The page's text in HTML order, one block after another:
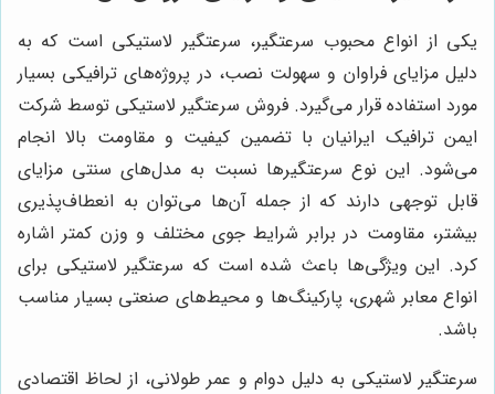
یکی از انواع محبوب سرعتگیر، سرعتگیر لاستیکی است که به
دلیل مزایای فراوان و سهولت نصب، در پروژه‌های ترافیکی بسیار
مورد استفاده قرار می‌گیرد. فروش سرعتگیر لاستیکی توسط شرکت
ایمن ترافیک ایرانیان با تضمین کیفیت و مقاومت بالا انجام
می‌شود. این نوع سرعتگیرها نسبت به مدل‌های سنتی مزایای
قابل توجهی دارند که از جمله آن‌ها می‌توان به انعطاف‌پذیری
بیشتر، مقاومت در برابر شرایط جوی مختلف و وزن کمتر اشاره
کرد. این ویژگی‌ها باعث شده است که سرعتگیر لاستیکی برای
انواع معابر شهری، پارکینگ‌ها و محیط‌های صنعتی بسیار مناسب
باشد.
سرعتگیر لاستیکی به دلیل دوام و عمر طولانی، از لحاظ اقتصادی